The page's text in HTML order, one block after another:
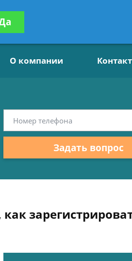
О компании
Задать вопрос